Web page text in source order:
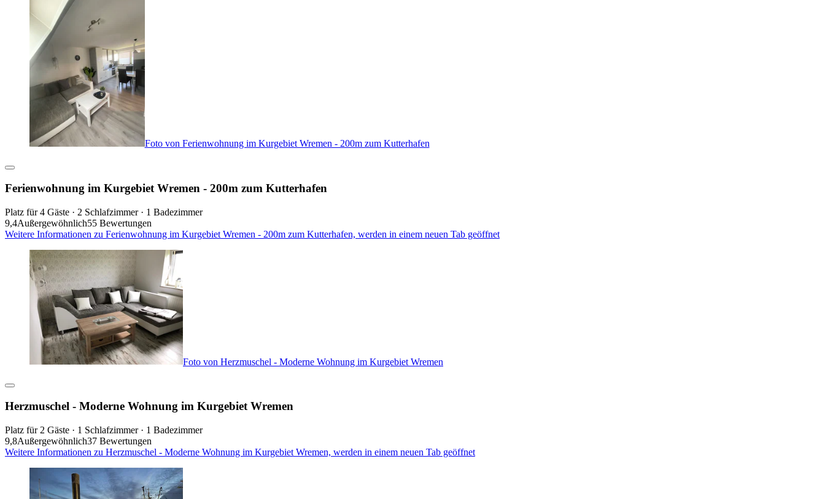
Foto von Ferienwohnung im Kurgebiet Wremen - 200m zum Kutterhafen
Ferienwohnung im Kurgebiet Wremen - 200m zum Kutterhafen
Platz für 4 Gäste · 2 Schlafzimmer · 1 Badezimmer
9,4Außergewöhnlich55 Bewertungen
Weitere Informationen zu Ferienwohnung im Kurgebiet Wremen - 200m zum Kutterhafen, werden in einem neuen Tab geöffnet
Foto von Herzmuschel - Moderne Wohnung im Kurgebiet Wremen
Herzmuschel - Moderne Wohnung im Kurgebiet Wremen
Platz für 2 Gäste · 1 Schlafzimmer · 1 Badezimmer
9,8Außergewöhnlich37 Bewertungen
Weitere Informationen zu Herzmuschel - Moderne Wohnung im Kurgebiet Wremen, werden in einem neuen Tab geöffnet